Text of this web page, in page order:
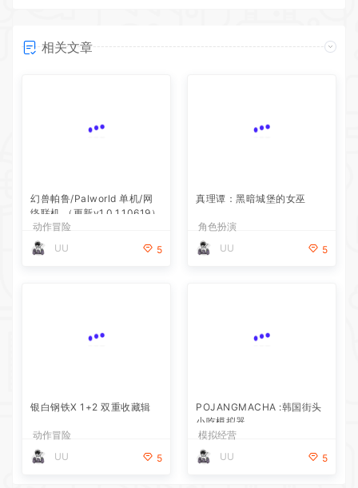
相关文章
幻兽帕鲁/Palworld 单机/网
络联机 （更新v1.0.1.10619）
动作冒险
UU
5
真理谭：黑暗城堡的女巫
角色扮演
UU
5
银白钢铁X 1+2 双重收藏辑
动作冒险
UU
5
POJANGMACHA :韩国街头
小吃模拟器
模拟经营
UU
5